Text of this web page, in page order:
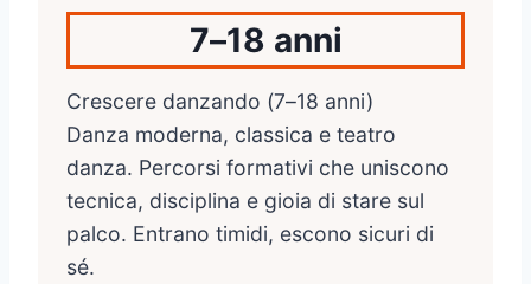
7–18 anni
Crescere danzando (7–18 anni)
Danza moderna, classica e teatro
danza. Percorsi formativi che uniscono
tecnica, disciplina e gioia di stare sul
palco. Entrano timidi, escono sicuri di
sé.